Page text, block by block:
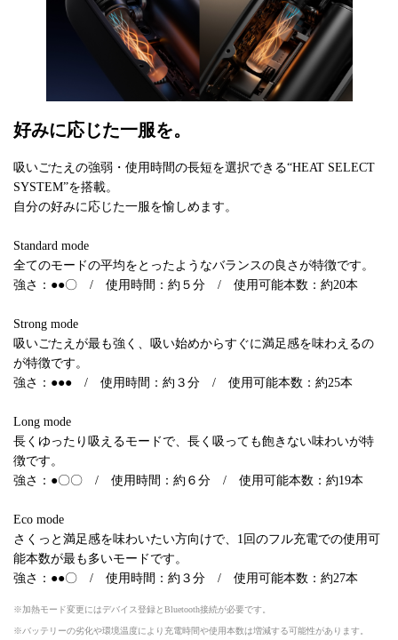
好みに応じた一服を。
吸いごたえの強弱・使用時間の長短を選択できる“HEAT SELECT
SYSTEM”を搭載。
自分の好みに応じた一服を愉しめます。
Standard mode
全てのモードの平均をとったようなバランスの良さが特徴です。
強さ：●●〇 / 使用時間：約５分 / 使用可能本数：約20本
Strong mode
吸いごたえが最も強く、吸い始めからすぐに満足感を味わえるの
が特徴です。
強さ：●●● / 使用時間：約３分 / 使用可能本数：約25本
Long mode
長くゆったり吸えるモードで、長く吸っても飽きない味わいが特
徴です。
強さ：●〇〇 / 使用時間：約６分 / 使用可能本数：約19本
Eco mode
さくっと満足感を味わいたい方向けで、1回のフル充電での使用可
能本数が最も多いモードです。
強さ：●●〇 / 使用時間：約３分 / 使用可能本数：約27本
加熱モード変更にはデバイス登録とBluetooth接続が必要です。
バッテリーの劣化や環境温度により充電時間や使用本数は増減する可能性があります。